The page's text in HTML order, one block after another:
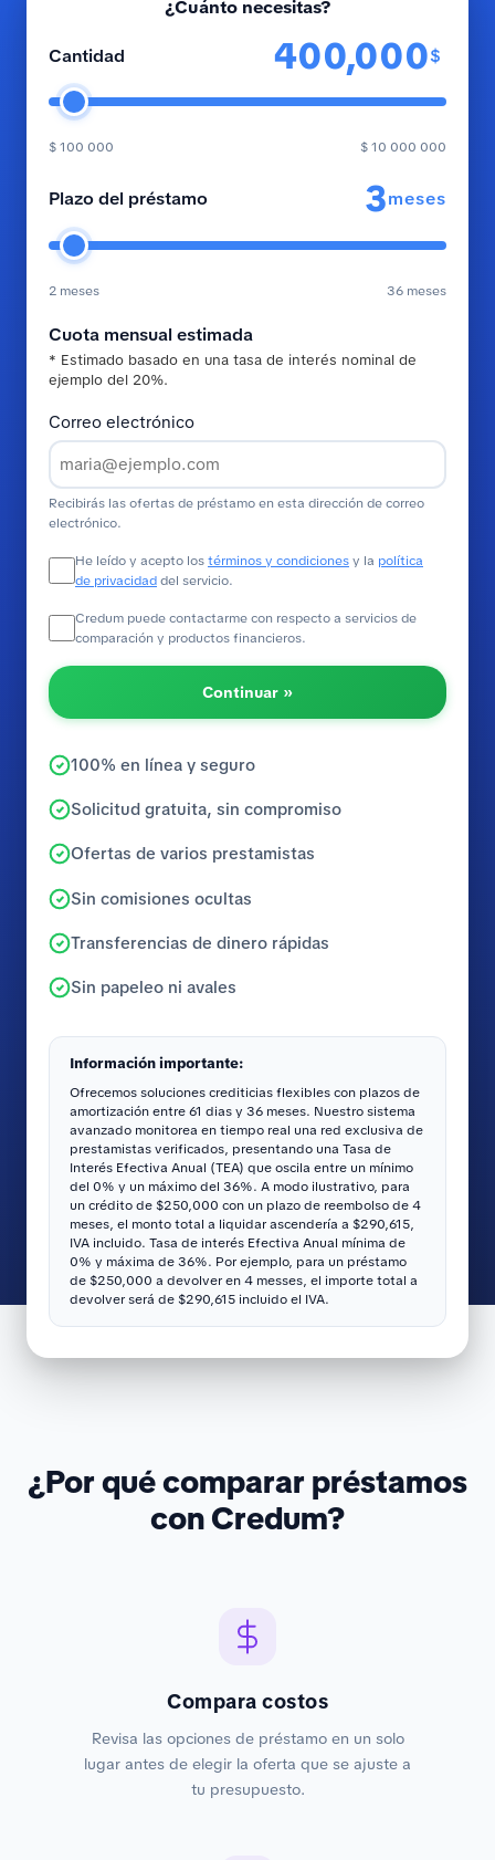
¿Cuánto necesitas?
Cantidad $
$ 100 000 $ 10 000 000
Plazo del préstamo meses
2 meses 36 meses
Cuota mensual estimada
* Estimado basado en una tasa de interés nominal de
ejemplo del 20%.
Correo electrónico
Recibirás las ofertas de préstamo en esta dirección de correo
electrónico.
He leído y acepto lostérminos y condicionesy la política
de privacidaddel servicio.
Credum puede contactarme con respecto a servicios de
comparación y productos financieros.
Continuar »
100% en línea y seguro
Solicitud gratuita, sin compromiso
Ofertas de varios prestamistas
Sin comisiones ocultas
Transferencias de dinero rápidas
Sin papeleo ni avales
Información importante:
Ofrecemos soluciones crediticias flexibles con plazos de
amortización entre 61 dias y 36 meses. Nuestro sistema
avanzado monitorea en tiempo real una red exclusiva de
prestamistas verificados, presentando una Tasa de
Interés Efectiva Anual (TEA) que oscila entre un mínimo
del 0% y un máximo del 36%. A modo ilustrativo, para
un crédito de $250,000 con un plazo de reembolso de 4
meses, el monto total a liquidar ascendería a $290,615,
IVA incluido. Tasa de interés Efectiva Anual mínima de
0% y máxima de 36%. Por ejemplo, para un préstamo
de $250,000 a devolver en 4 messes, el importe total a
devolver será de $290,615 incluido el IVA.
¿Por qué comparar préstamos
con Credum?
Compara costos
Revisa las opciones de préstamo en un solo
lugar antes de elegir la oferta que se ajuste a
tu presupuesto.